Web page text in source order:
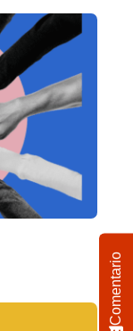
Comentario